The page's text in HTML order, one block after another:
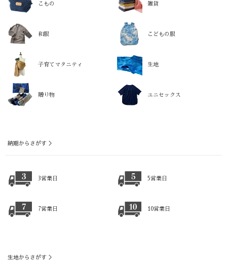
こもの 雑貨
和服 こどもの服
子育てマタニティ 生地
贈り物 ユニセックス
納期からさがす ＞
3営業日 5営業日
7営業日 10営業日
生地からさがす ＞